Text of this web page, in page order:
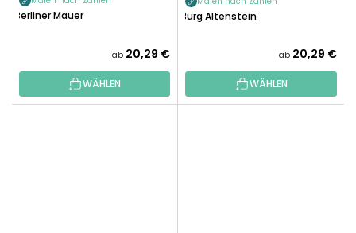
Berliner Mauer
ab 20,29 €
WÄHLEN
Burg Altenstein
ab 20,29 €
WÄHLEN